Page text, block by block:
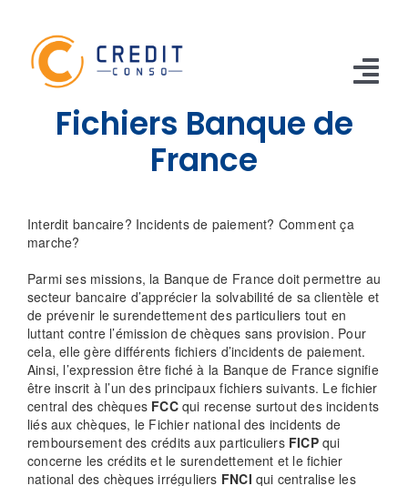
content
VOITURE
PERSO
RENOUVELABLE
RACHAT CREDIT
Fichiers Banque de
France
Interdit bancaire? Incidents de paiement? Comment ça
marche?
Parmi ses missions, la Banque de France doit permettre au
secteur bancaire d’apprécier la solvabilité de sa clientèle et
de prévenir le surendettement des particuliers tout en
luttant contre l’émission de chèques sans provision. Pour
cela, elle gère différents fichiers d’incidents de paiement.
Ainsi, l’expression être fiché à la Banque de France signifie
être inscrit à l’un des principaux fichiers suivants. Le fichier
central des chèques FCCqui recense surtout des incidents
liés aux chèques, le Fichier national des incidents de
remboursement des crédits aux particuliers FICPqui
concerne les crédits et le surendettement et le fichier
national des chèques irréguliers FNCI qui centralise les